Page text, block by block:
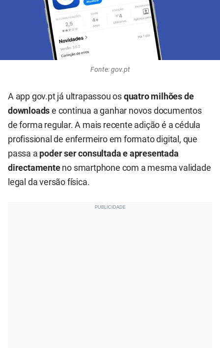
Fonte: gov.pt
A app gov.pt já ultrapassou os quatro milhões de
downloads e continua a ganhar novos documentos
de forma regular. A mais recente adição é a cédula
profissional de enfermeiro em formato digital, que
passa a poder ser consultada e apresentada
directamenteno smartphone com a mesma validade
legal da versão física.